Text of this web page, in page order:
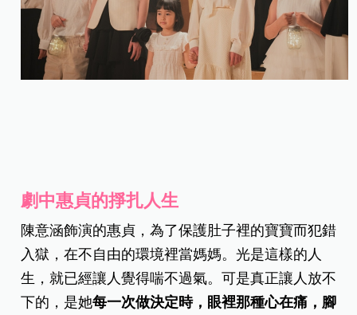
劇中惠貞的掙扎人生
陳意涵飾演的惠貞，為了保護肚子裡的寶寶而犯錯
入獄，在不自由的環境裡當媽媽。光是這樣的人
生，就已經讓人覺得喘不過氣。可是真正讓人放不
下的，是她每一次做決定時，眼裡那種心在痛，腳